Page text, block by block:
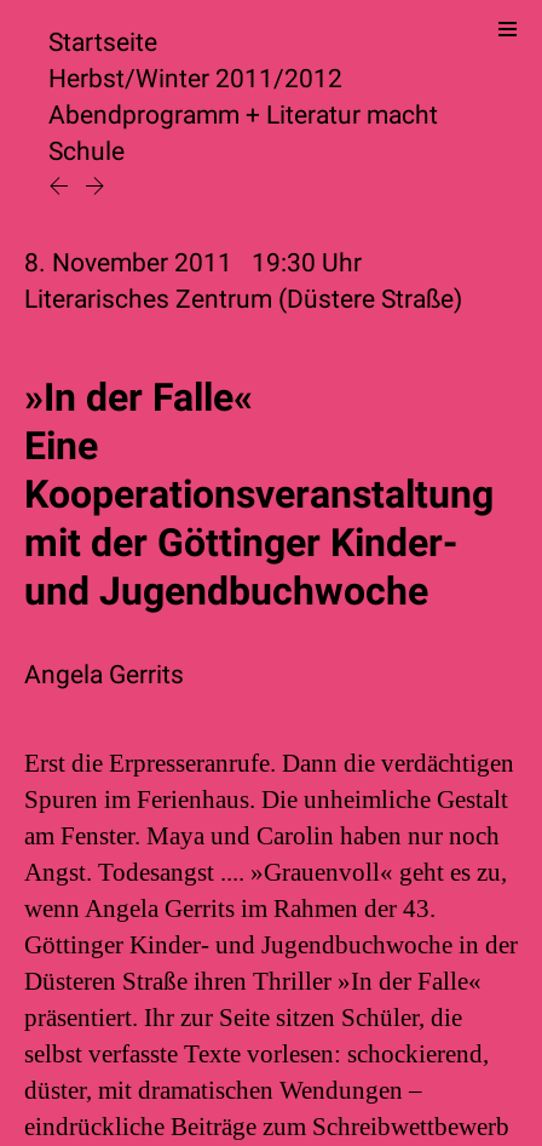
Startseite
Herbst/Winter 2011/2012
Abendprogramm + Literatur macht
Schule
8. November 2011 19:30 Uhr
Literarisches Zentrum (Düstere Straße)
»In der Falle«
Eine
Kooperationsveranstaltung
mit der Göttinger Kinder-
und Jugendbuchwoche
Angela Gerrits
Erst die Erpresseranrufe. Dann die verdächtigen
Spuren im Ferienhaus. Die unheimliche Gestalt
am Fenster. Maya und Carolin haben nur noch
Angst. Todesangst .... »Grauenvoll« geht es zu,
wenn Angela Gerrits im Rahmen der 43.
Göttinger Kinder- und Jugendbuchwoche in der
Düsteren Straße ihren Thriller »In der Falle«
präsentiert. Ihr zur Seite sitzen Schüler, die
selbst verfasste Texte vorlesen: schockierend,
düster, mit dramatischen Wendungen –
eindrückliche Beiträge zum Schreibwettbewerb